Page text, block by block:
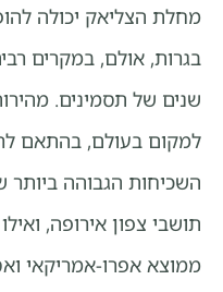
מחלת הצליאק יכולה
בגרות, אולם, במקרים
שנים של תסמינים.
למקום בעולם, בהתאם
השכיחות הגבוהה ביותר
תושבי צפון אירופה,
ממוצא אפרו-אמריקאי